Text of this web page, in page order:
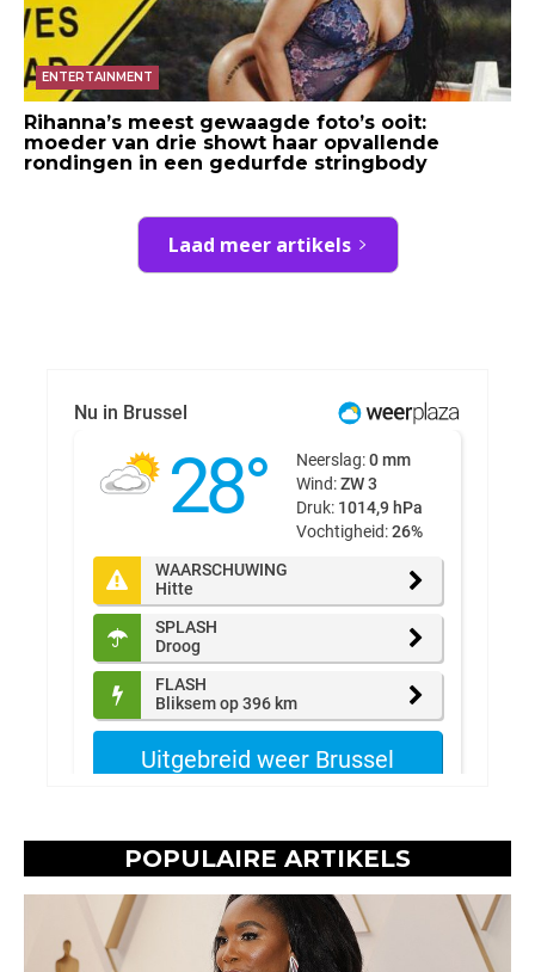
ENTERTAINMENT
Rihanna’s meest gewaagde foto’s ooit:
moeder van drie showt haar opvallende
rondingen in een gedurfde stringbody
Laad meer artikels
POPULAIRE ARTIKELS